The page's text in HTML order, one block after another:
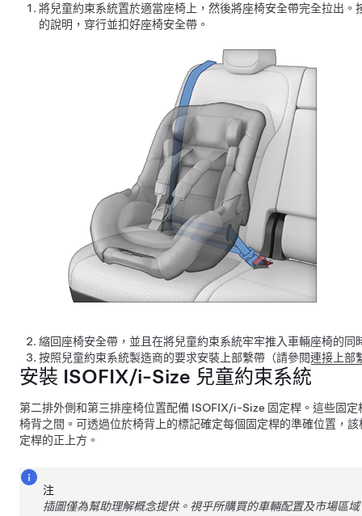
將兒童約束系統置於適當座椅上，然後將座椅安全帶完全拉出。
的說明，穿行並扣好座椅安全帶。
縮回座椅安全帶，並且在將兒童約束系統牢牢推入車輛座椅的同
按照兒童約束系統製造商的要求安裝上部繫帶（請參閱連接上部
安裝 ISOFIX/i-Size 兒童約束系統
第二排外側和第三排座椅位置配備 ISOFIX/i-Size 固定桿。這些固定
椅背之間。可透過位於椅背上的標記確定每個固定桿的準確位置，
定桿的正上方。
注
插圖僅為幫助理解概念提供。視乎所購買的車輛配置及市場區